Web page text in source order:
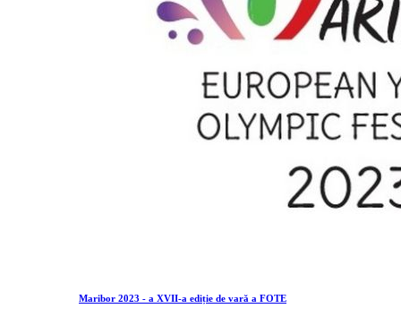
Maribor 2023 - a XVII-a ediție de vară a FOTE